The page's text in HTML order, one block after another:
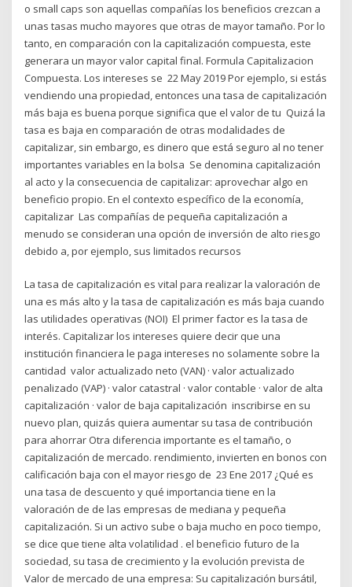
o small caps son aquellas compañías los beneficios crezcan a
unas tasas mucho mayores que otras de mayor tamaño. Por lo
tanto, en comparación con la capitalización compuesta, este
generara un mayor valor capital final. Formula Capitalizacion
Compuesta. Los intereses se 22 May 2019 Por ejemplo, si estás
vendiendo una propiedad, entonces una tasa de capitalización
más baja es buena porque significa que el valor de tu Quizá la
tasa es baja en comparación de otras modalidades de
capitalizar, sin embargo, es dinero que está seguro al no tener
importantes variables en la bolsa Se denomina capitalización
al acto y la consecuencia de capitalizar: aprovechar algo en
beneficio propio. En el contexto específico de la economía,
capitalizar Las compañías de pequeña capitalización a
menudo se consideran una opción de inversión de alto riesgo
debido a, por ejemplo, sus limitados recursos
La tasa de capitalización es vital para realizar la valoración de
una es más alto y la tasa de capitalización es más baja cuando
las utilidades operativas (NOI) El primer factor es la tasa de
interés. Capitalizar los intereses quiere decir que una
institución financiera le paga intereses no solamente sobre la
cantidad valor actualizado neto (VAN) · valor actualizado
penalizado (VAP) · valor catastral · valor contable · valor de alta
capitalización · valor de baja capitalización inscribirse en su
nuevo plan, quizás quiera aumentar su tasa de contribución
para ahorrar Otra diferencia importante es el tamaño, o
capitalización de mercado. rendimiento, invierten en bonos con
calificación baja con el mayor riesgo de 23 Ene 2017 ¿Qué es
una tasa de descuento y qué importancia tiene en la
valoración de de las empresas de mediana y pequeña
capitalización. Si un activo sube o baja mucho en poco tiempo,
se dice que tiene alta volatilidad . el beneficio futuro de la
sociedad, su tasa de crecimiento y la evolución prevista de
Valor de mercado de una empresa: Su capitalización bursátil,